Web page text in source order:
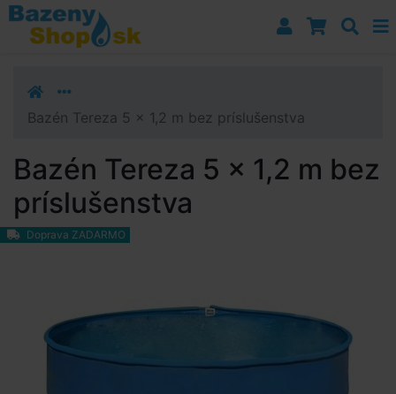
Prejsť k navigácii
Prejsť na obsah
Prejsť k bočnému stĺpci
Bazén Tereza 5 x 1,2 m bez príslušenstva
Bazén Tereza 5 x 1,2 m bez
príslušenstva
Doprava ZADARMO